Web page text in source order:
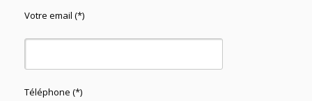
Votre email (*)
Téléphone (*)